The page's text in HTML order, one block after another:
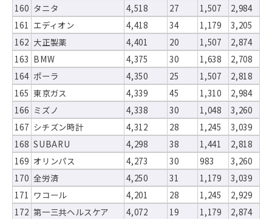
160 タニタ 4,518 27 1,507
2,984
161 エディオン 4,418 34 1,179
3,205
162 大正製薬 4,401 20 1,507
2,874
163 BMW 4,375 30 1,638
2,708
164 ポーラ 4,350 25 1,507
2,818
165 東京ガス 4,339 45 1,310
2,984
166 ミズノ 4,338 30 1,048
3,260
167 シチズン時計 4,312 28 1,245
3,039
168 SUBARU 4,298 38 1,441
2,818
169 オリンパス 4,273 30 983
3,260
170 全労済 4,250 31 1,179
3,039
171 ワコール 4,201 28 1,245
2,929
172 第一三共ヘルスケア 4,072 19 1,179
2,874